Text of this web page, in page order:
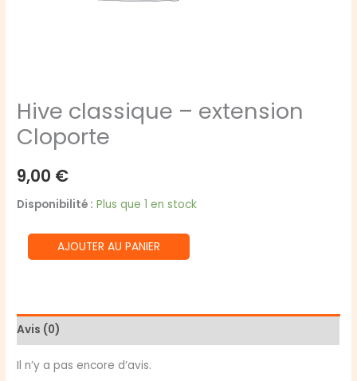
Hive classique – extension
Cloporte
9,00 €
Disponibilité : Plus que 1 en stock
quantité
de
-
extension
Cloporte
AJOUTER AU PANIER
Avis (0)
Il n’y a pas encore d’avis.